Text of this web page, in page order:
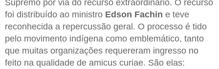
Supremo por via do recurso extraordinário. O recurso
foi distribuído ao ministro Edson Fachin e teve
reconhecida a repercussão geral. O processo é tido
pelo movimento indígena como emblemático, tanto
que muitas organizações requereram ingresso no
feito na qualidade de amicus curiae. São elas: